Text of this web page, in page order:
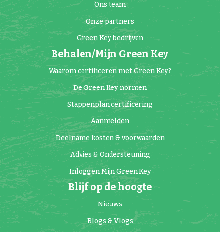
Ons team
Onze partners
Green Key bedrijven
Behalen/Mijn Green Key
Waarom certificeren met Green Key?
De Green Key normen
Stappenplan certificering
Aanmelden
Deelname kosten & voorwaarden
Advies & Ondersteuning
Inloggen Mijn Green Key
Blijf op de hoogte
Nieuws
Blogs & Vlogs